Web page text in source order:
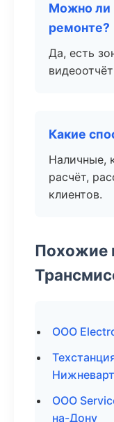
Можно ли
ремонте?
Да, есть
Какие
Наличные,
расчёт,
клиентов.
Похожие
ООО
ООО
на-Дону